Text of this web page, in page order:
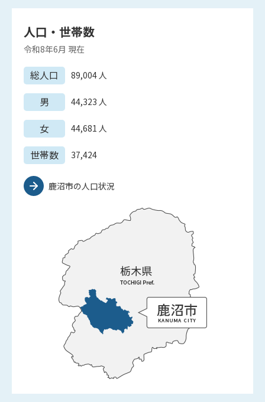
人口・世帯数
令和8年6月 現在
総人口 89,004人
男 44,323 人
女 44,681 人
世帯数 37,424
鹿沼市の人口状況